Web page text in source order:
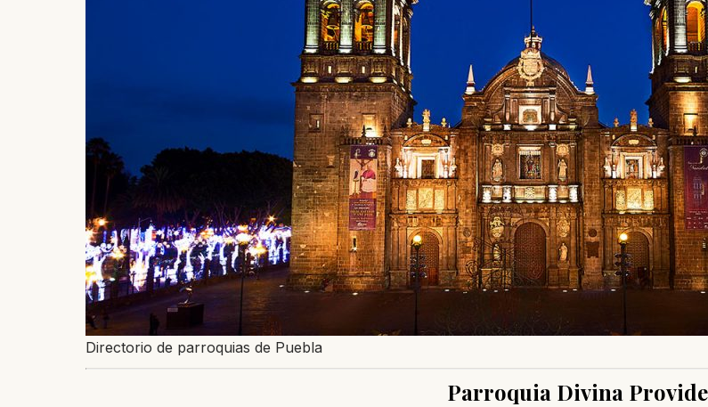
Directorio de parroquias de Puebla
Parroquia Divina